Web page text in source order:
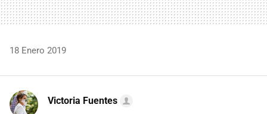
18 Enero 2019
Victoria Fuentes